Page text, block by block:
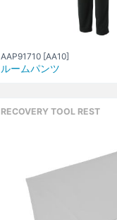
AAP91710 [AA10]
ルームパンツ
RECOVERY TOOL REST